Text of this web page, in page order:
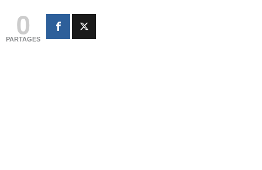
0
PARTAGES